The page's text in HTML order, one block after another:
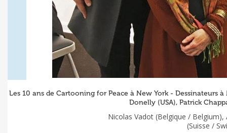
Les 10 ans de Cartooning for Peace à New York - Dessinateurs
Donelly (USA), Patrick
Nicolas Vadot (Belgique / Belgium),
(Suisse /